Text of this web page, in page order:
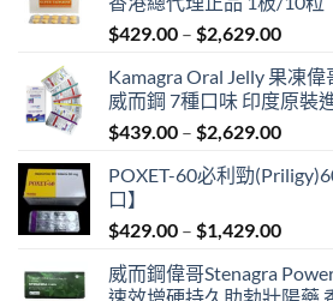
$429.00 – $2,629.00Price
Kamagra Oral Jelly 果凍
威而鋼 7種口味 印度原裝
$439.00 – $2,629.00Price
POXET-60必利勁
口】
$429.00 – $1,429.00Price
威而鋼偉哥Stenagra
速效增硬持久助勃壯陽藥